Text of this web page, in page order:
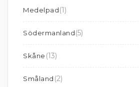
Medelpad(1)
Södermanland(5)
Skåne (13)
Småland (2)